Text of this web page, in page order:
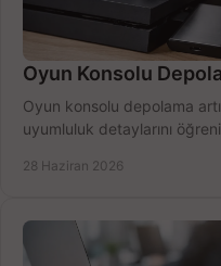
Oyun Konsolu
Oyun konsolu depolama
uyumluluk detaylarını
28 Haziran 2026